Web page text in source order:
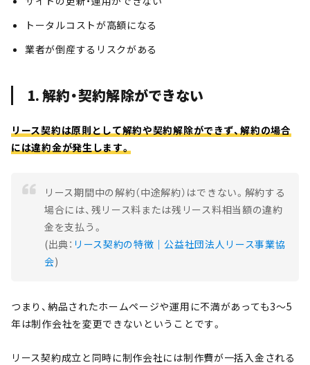
トータルコストが高額になる
業者が倒産するリスクがある
1. 解約・契約解除ができない
リース契約は原則として解約や契約解除ができず、解約の場合
には違約金が発生します。
リース期間中の解約（中途解約）はできない。解約する
場合には、残リース料または残リース料相当額の違約
金を支払う。
(出典： リース契約の特徴｜公益社団法人リース事業協
会)
つまり、納品されたホームページや運用に不満があっても3〜5
年は制作会社を変更できないということです。
リース契約成立と同時に制作会社には制作費が一括入金される